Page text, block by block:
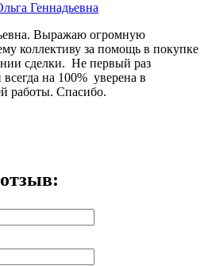
Геннадьевна
Выражаю огромную
коллективу за помощь в покупке
сделки. Не первый раз
на 100% уверена в
работы. Спасибо.